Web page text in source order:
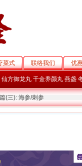
菜式 联络我们 优
仙方御龙丸 千金养颜丸 燕盏
(三): 海参/刺参